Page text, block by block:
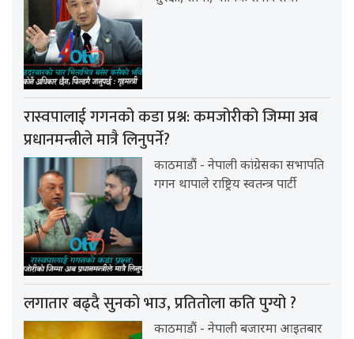
रास्वपालाई गगनको कडा प्रश्न: कमजोरीको जिम्मा अब
प्रधानमन्त्रीले मात्रै लिनुपर्ने?
काठमाडौं - नेपाली कांग्रेसका सभापति
गगन थापाले राष्ट्रिय स्वतन्त्र पार्टी
लगातार बढ्दै सुनको भाउ, प्रतितोला कति पुग्यो ?
काठमाडौं - नेपाली बजारमा आइतबार